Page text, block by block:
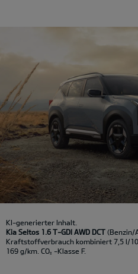
KI-generierter Inhalt.
Kia Seltos 1.6 T-GDI AWD DCT (Benzin/
Kraftstoffverbrauch kombiniert 7,5 l/
169 g/km. CO2 -Klasse F.